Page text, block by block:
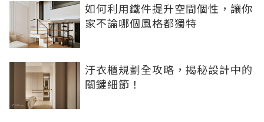
如何利用鐵件提升空間個性，讓你
家不論哪個風格都獨特
汙衣櫃規劃全攻略，揭秘設計中的
關鍵細節！